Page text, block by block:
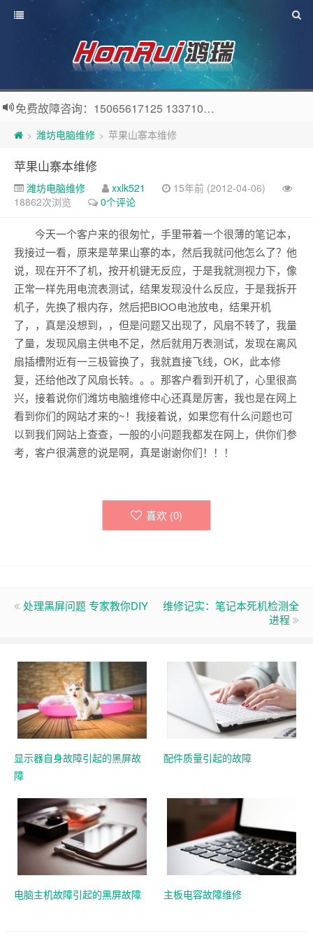
免费故障咨询：15065617125 13371057808 QQ：56914576
> 潍坊电脑维修 > 苹果山寨本维修
苹果山寨本维修
潍坊电脑维修 xxlk521
15年前 (2012-04-06)
18862次浏览
0个评论
今天一个客户来的很匆忙，手里带着一个很薄的笔记本，
我接过一看，原来是苹果山寨的本，然后我就问他怎么了？他
说，现在开不了机，按开机键无反应，于是我就测视力下，像
正常一样先用电流表测试，结果发现没什么反应，于是我拆开
机子，先换了根内存，然后把BIOO电池放电，结果开机
了，，真是没想到，，但是问题又出现了，风扇不转了，我量
了量，发现风扇主供电不足，然后就用万表测试，发现在离风
扇插槽附近有一三极管换了，我就直接飞线，OK，此本修
复，还给他改了风扇长转。。。那客户看到开机了，心里很高
兴，接着说你们潍坊电脑维修中心还真是厉害，我也是在网上
看到你们的网站才来的~！我接着说，如果您有什么问题也可
以到我们网站上查查，一般的小问题我都发在网上，供你们参
考，客户很满意的说是啊，真是谢谢你们！！！
喜欢 (0)
处理黑屏问题 专家教你DIY
维修记实：笔记本死机检测全
进程
显示器自身故障引起的黑屏故
障
配件质量引起的故障
电脑主机故障引起的黑屏故障 主板电容故障维修